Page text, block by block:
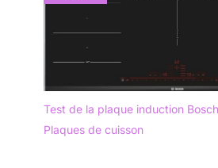
Test de la plaque induction
Plaques de cuisson